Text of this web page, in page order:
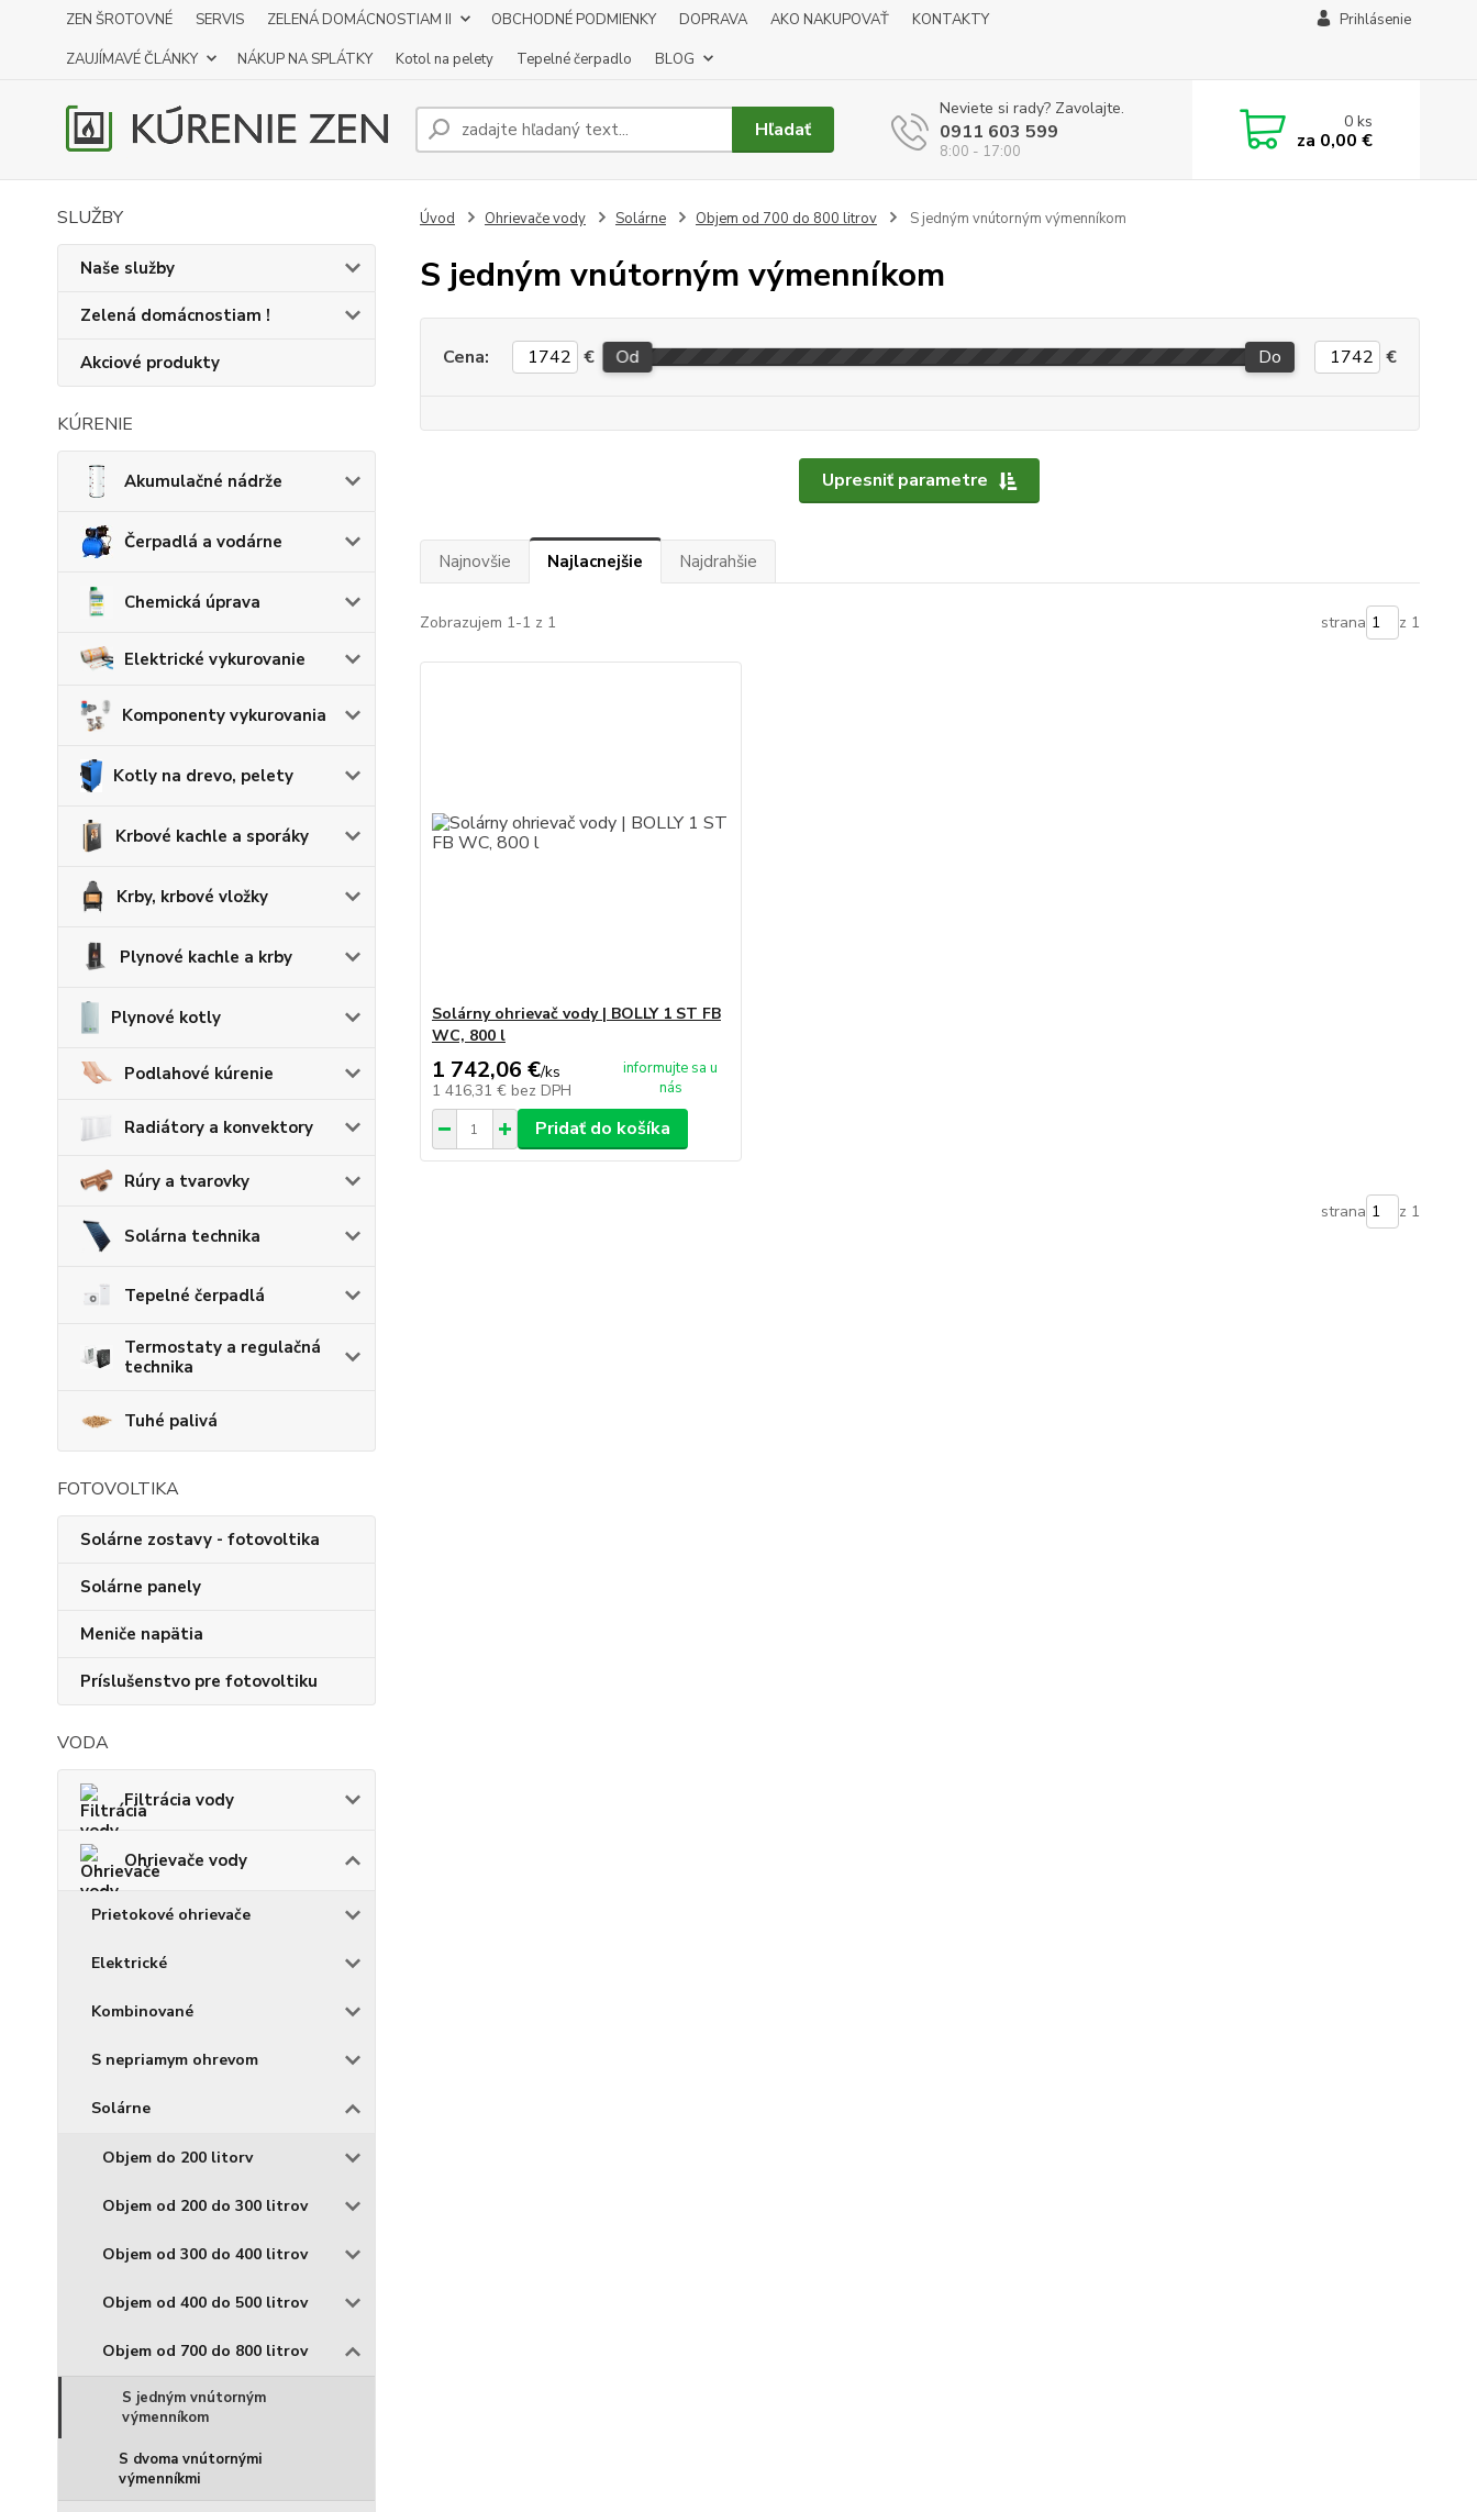
ZEN ŠROTOVNÉ SERVIS ZELENÁ DOMÁCNOSTIAM II OBCHODNÉ PODMIENKY DOPRAVA AKO NAKUPOVAŤ
KONTAKTY
ZAUJÍMAVÉ ČLÁNKY
NÁKUP NA SPLÁTKY Kotol na pelety Tepelné čerpadlo BLOG
Prihlásenie
Hľadať
Neviete si rady? Zavolajte.
0911 603 599
8:00 - 17:00
0ks
za 0,00 €
SLUŽBY
Naše služby
Zelená domácnostiam !
Akciové produkty
KÚRENIE
Akumulačné nádrže
Čerpadlá a vodárne
Chemická úprava
Elektrické vykurovanie
Komponenty vykurovania
Kotly na drevo, pelety
Krbové kachle a sporáky
Krby, krbové vložky
Plynové kachle a krby
Plynové kotly
Podlahové kúrenie
Radiátory a konvektory
Rúry a tvarovky
Solárna technika
Tepelné čerpadlá
Termostaty a regulačná
technika
Tuhé palivá
FOTOVOLTIKA
Solárne zostavy - fotovoltika
Solárne panely
Meniče napätia
Príslušenstvo pre fotovoltiku
VODA
Filtrácia vody
Ohrievače vody
Prietokové ohrievače
Elektrické
Kombinované
S nepriamym ohrevom
Solárne
Objem do 200 litorv
Objem od 200 do 300 litrov
Objem od 300 do 400 litrov
Objem od 400 do 500 litrov
Objem od 700 do 800 litrov
S jedným vnútorným
výmenníkom
S dvoma vnútornými
výmenníkmi
Úvod Ohrievače vody Solárne Objem od 700 do 800 litrov S jedným vnútorným výmenníkom
S jedným vnútorným výmenníkom
Upresniť parametre
Cena: € Od Do €
Najnovšie Najlacnejšie Najdrahšie
Zobrazujem 1-1 z 1 strana z 1
Solárny ohrievač vody | BOLLY 1 ST FB
WC, 800 l
1 742,06 €/ks
1 416,31 € bez DPH
informujte sa u
nás
Pridať do košíka
strana z 1